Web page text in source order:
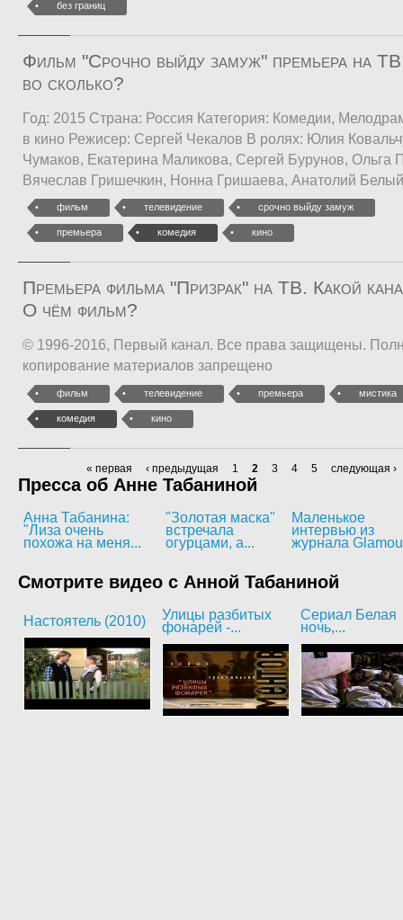
без границ
Фильм "Срочно выйду замуж" премьера на
во сколько?
Год: 2015 Страна: Россия Категория: Комедии,
в кино Режисер: Сергей Чекалов В ролях: Юлия
Чумаков, Екатерина Маликова, Сергей Бурунов, Ольга
Вячеслав Гришечкин, Нонна Гришаева, Анатолий
фильм телевидение срочно выйду замуж
премьера комедия кино
Премьера фильма "Призрак" на ТВ. Какой
О чём фильм?
© 1996-2016, Первый канал. Все права защищены.
копирование материалов запрещено
фильм телевидение премьера мистика
комедия кино
« первая ‹ предыдущая 1 2 3 4 5 следующая ›
Пресса об Анне Табаниной
Анна Табанина:
"Лиза очень
похожа на меня...
"Золотая маска"
встречала
огурцами, а...
Маленькое
интервью из
журнала
Смотрите видео с Анной Табаниной
Настоятель (2010)
Улицы разбитых
фонарей -...
Сериал Белая
ночь,...